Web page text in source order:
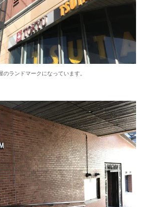
ランドマークになっています。